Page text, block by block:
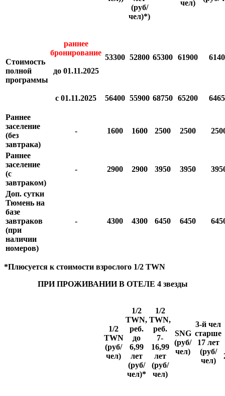
(руб/
чел)*)
чел)
Стоимость
полной
программы
раннее
бронирование
до 01.11.2025
53300 52800 65300 61900
с 01.11.2025 56400 55900 68750 65200
Раннее
заселение
(без
завтрака)
- 1600 1600 2500 2500
Раннее
заселение
(с
завтраком)
- 2900 2900 3950 3950
Доп. сутки
Тюмень на
базе
завтраков
(при
наличии
номеров)
- 4300 4300 6450 6450
*Плюсуется к стоимости взрослого 1/2 TWN
ПРИ ПРОЖИВАНИИ В ОТЕЛЕ 4 звезды
1/2
TWN
(руб/
чел)
1/2
TWN,
реб.
до
6,99
лет
(руб/
чел)*
1/2
TWN,
реб.
7-
16,99
лет
(руб/
чел)
SNG
(руб/
чел)
3-й чел
старше
17 лет
(руб/
чел)